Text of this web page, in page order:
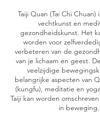
Taiji Quan (Tai Chi
vechtkunst en
gezondheidskunst. Het
worden voor
verbeteren van de
van je lichaam en geest.
veelzijdige
belangrijke aspecten van
(kungfu), meditatie en
Taiji kan worden
in beweging.